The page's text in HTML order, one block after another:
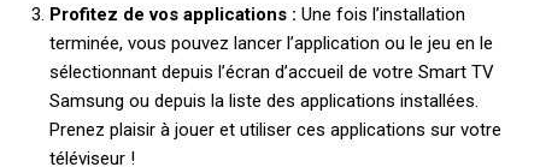
Profitez de vos applications : Une fois l’installation
terminée, vous pouvez lancer l’application ou le jeu en le
sélectionnant depuis l’écran d’accueil de votre Smart TV
Samsung ou depuis la liste des applications installées.
Prenez plaisir à jouer et utiliser ces applications sur votre
téléviseur !